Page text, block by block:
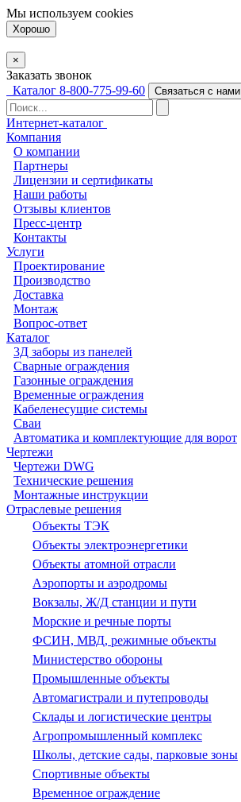
Мы используем cookies
Хорошо
×
Заказать звонок
Каталог 8-800-775-99-60 Связаться с нами
Интернет-каталог
Компания
О компании
Партнеры
Лицензии и сертификаты
Наши работы
Отзывы клиентов
Пресс-центр
Контакты
Услуги
Проектирование
Производство
Доставка
Монтаж
Вопрос-ответ
Каталог
3Д заборы из панелей
Сварные ограждения
Газонные ограждения
Временные ограждения
Кабеленесущие системы
Cваи
Автоматика и комплектующие для ворот
Чертежи
Чертежи DWG
Технические решения
Монтажные инструкции
Отраслевые решения
Объекты ТЭК
Объекты электроэнергетики
Объекты атомной отрасли
Аэропорты и аэродромы
Вокзалы, Ж/Д станции и пути
Морские и речные порты
ФСИН, МВД, режимные объекты
Министерство обороны
Промышленные объекты
Автомагистрали и путепроводы
Склады и логистические центры
Агропромышленный комплекс
Школы, детские сады, парковые зоны
Спортивные объекты
Временное ограждение